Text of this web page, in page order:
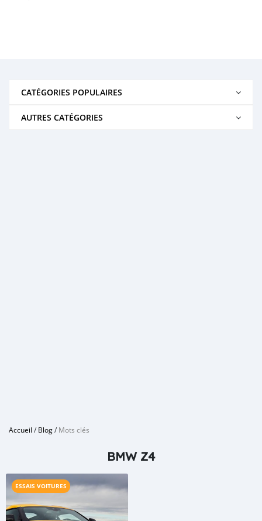
CATÉGORIES POPULAIRES
AUTRES CATÉGORIES
Accueil /Blog/Mots clés
BMW Z4
ESSAIS VOITURES